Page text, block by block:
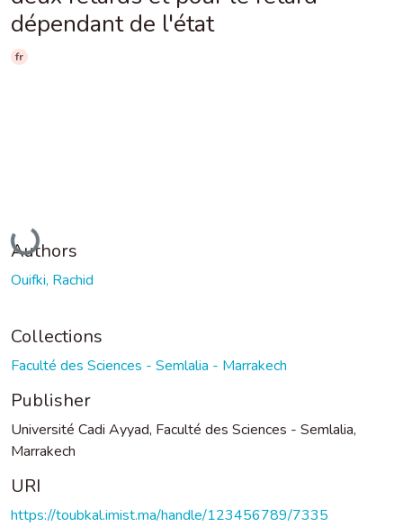
dépendant de l'état
fr
Loading...
Authors
Ouifki, Rachid
Collections
Faculté des Sciences - Semlalia - Marrakech
Publisher
Université Cadi Ayyad, Faculté des Sciences - Semlalia,
Marrakech
URI
https://toubkal.imist.ma/handle/123456789/7335